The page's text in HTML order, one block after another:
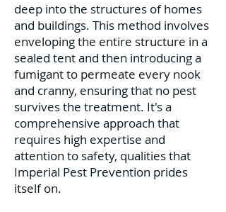
deep into the structures of homes
and buildings. This method involves
enveloping the entire structure in a
sealed tent and then introducing a
fumigant to permeate every nook
and cranny, ensuring that no pest
survives the treatment. It's a
comprehensive approach that
requires high expertise and
attention to safety, qualities that
Imperial Pest Prevention prides
itself on.